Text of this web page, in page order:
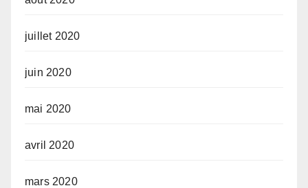
juillet 2020
juin 2020
mai 2020
avril 2020
mars 2020